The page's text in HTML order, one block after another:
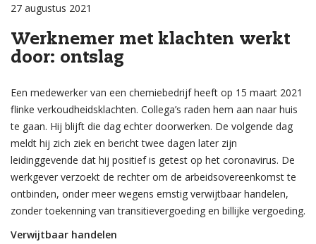
27 augustus 2021
Werknemer met klachten werkt
door: ontslag
Een medewerker van een chemiebedrijf heeft op 15 maart 2021
flinke verkoudheidsklachten. Collega’s raden hem aan naar huis
te gaan. Hij blijft die dag echter doorwerken. De volgende dag
meldt hij zich ziek en bericht twee dagen later zijn
leidinggevende dat hij positief is getest op het coronavirus. De
werkgever verzoekt de rechter om de arbeidsovereenkomst te
ontbinden, onder meer wegens ernstig verwijtbaar handelen,
zonder toekenning van transitievergoeding en billijke vergoeding.
Verwijtbaar handelen